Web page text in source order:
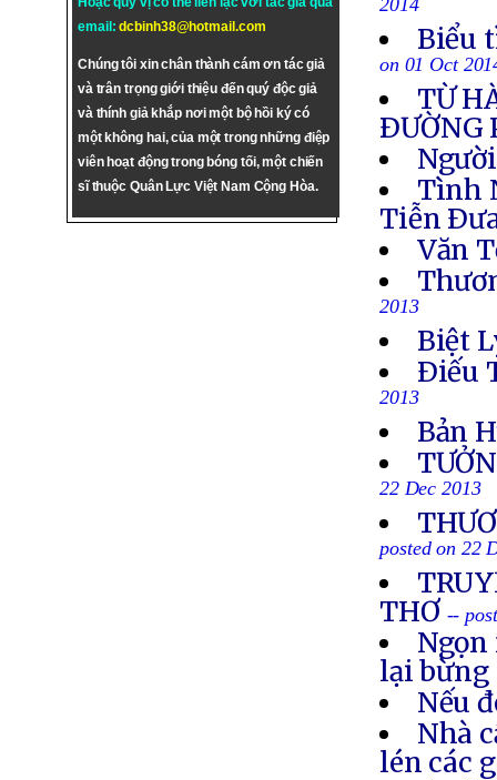
email:dcbinh38@hotmail.com
Chúng tôi xin chân thành cám ơn tác giả
và trân trọng giới thiệu đến quý độc giả
và thính giả khắp nơi một bộ hồi ký có
một không hai, của một trong những điệp
viên hoạt động trong bóng tối, một chiến
sĩ thuộc Quân Lực Việt Nam Cộng Hòa.
2014
Biểu
on 01 Oct
TỪ
ÐƯỜNG
Tình
Tiễn
Văn
2013
Biệt
Ðiếu
2013
Bản
22 Dec 2013
posted on 22
THƠ --
lại bừng
Nếu
Nhà
lén các